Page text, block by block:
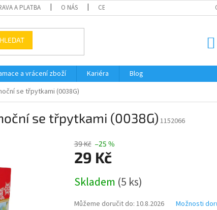
A PLATBA O NÁS CERTIFIKÁTY A NÁVODY
HLEDAT
a vrácení zboží Kariéra
Blog
se třpytkami (0038G)
se třpytkami (0038G)1152066
39 Kč –25 %
29 Kč
cena:
Skladem (5 ks)
Můžeme doručit do: 10.8.2026 Možnosti